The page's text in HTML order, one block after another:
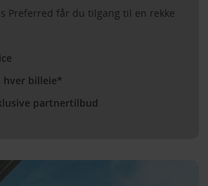
Preferred får du tilgang til en rekke
hver billeie*
partnertilbud